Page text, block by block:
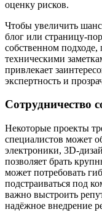
оценку рисков.
Чтобы увеличить
блог или страницу-
собственном подходе,
техническими
привлекает
экспертность и
Сотрудничество
Некоторые проекты
специалистов может
электроники, 3D-
позволяет брать
может потребовать
подстраиваться под
важно выстроить
надёжное внедрение